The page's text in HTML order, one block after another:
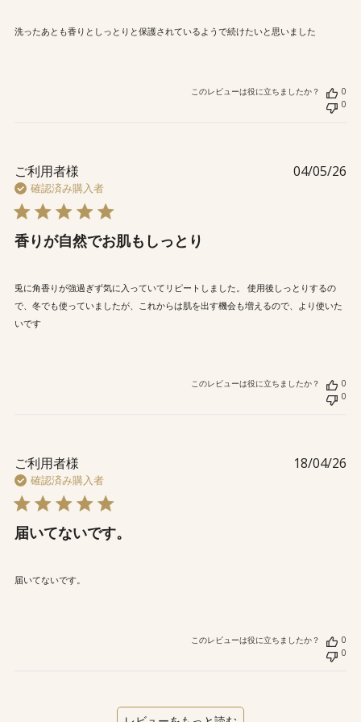
洗ったあとも香りとしっとりと保護されているようで続けたいと思いました
このレビューは役に立ちましたか？
0
0
ご利用者様
確認済み購入者
香りが自然でお肌もしっとり
兎に角香りが強過ぎず気に入っていてリピートしました。 使用後しっとりするの
で、冬でも使っていましたが、これからは肌を出す機会も増えるので、より使いた
いです
04/05/26
このレビューは役に立ちましたか？
0
0
ご利用者様
確認済み購入者
届いてないです。
届いてないです。
18/04/26
このレビューは役に立ちましたか？
0
0